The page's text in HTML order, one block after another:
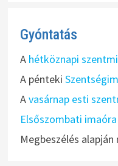
Gyóntatás
A hétköznapi
A pénteki
Avasárnap esti
Elsőszombati imaóra
Megbeszélés